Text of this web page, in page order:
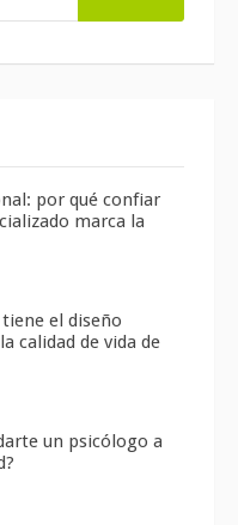
por qué confiar
marca la
el diseño
calidad de vida de
un psicólogo a